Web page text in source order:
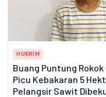
HUKRIM
Buang Puntung
Picu Kebakaran 5
Pelangsir Sawit